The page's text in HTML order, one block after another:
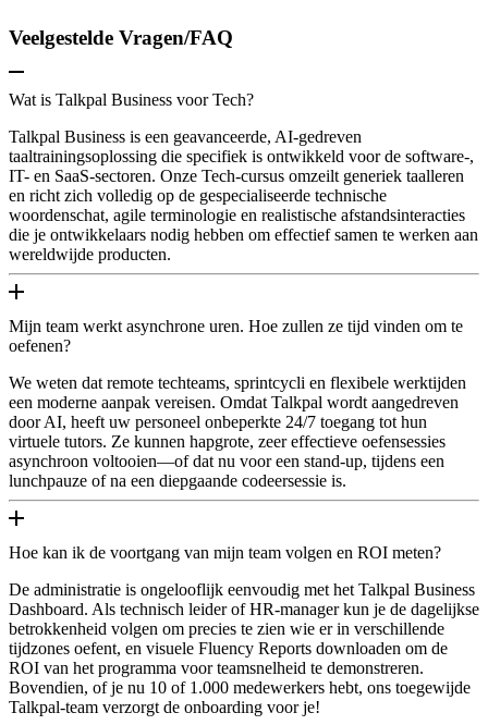
Veelgestelde Vragen/FAQ
Wat is Talkpal Business voor Tech?
Talkpal Business is een geavanceerde, AI-gedreven
taaltrainingsoplossing die specifiek is ontwikkeld voor de software-,
IT- en SaaS-sectoren. Onze Tech-cursus omzeilt generiek taalleren
en richt zich volledig op de gespecialiseerde technische
woordenschat, agile terminologie en realistische afstandsinteracties
die je ontwikkelaars nodig hebben om effectief samen te werken aan
wereldwijde producten.
Mijn team werkt asynchrone uren. Hoe zullen ze tijd vinden om te
oefenen?
We weten dat remote techteams, sprintcycli en flexibele werktijden
een moderne aanpak vereisen. Omdat Talkpal wordt aangedreven
door AI, heeft uw personeel onbeperkte 24/7 toegang tot hun
virtuele tutors. Ze kunnen hapgrote, zeer effectieve oefensessies
asynchroon voltooien—of dat nu voor een stand-up, tijdens een
lunchpauze of na een diepgaande codeersessie is.
Hoe kan ik de voortgang van mijn team volgen en ROI meten?
De administratie is ongelooflijk eenvoudig met het Talkpal Business
Dashboard. Als technisch leider of HR-manager kun je de dagelijkse
betrokkenheid volgen om precies te zien wie er in verschillende
tijdzones oefent, en visuele Fluency Reports downloaden om de
ROI van het programma voor teamsnelheid te demonstreren.
Bovendien, of je nu 10 of 1.000 medewerkers hebt, ons toegewijde
Talkpal-team verzorgt de onboarding voor je!